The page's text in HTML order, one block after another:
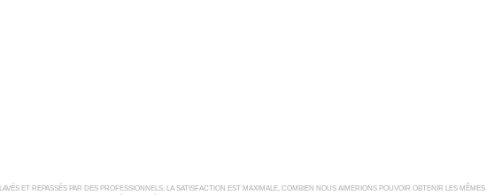
ET REPASSÉS PAR DES PROFESSIONNELS, LA SATISFACTION EST MAXIMALE, COMBIEN NOUS AIMERIONS POUVOIR OBTENIR LES MÊMES